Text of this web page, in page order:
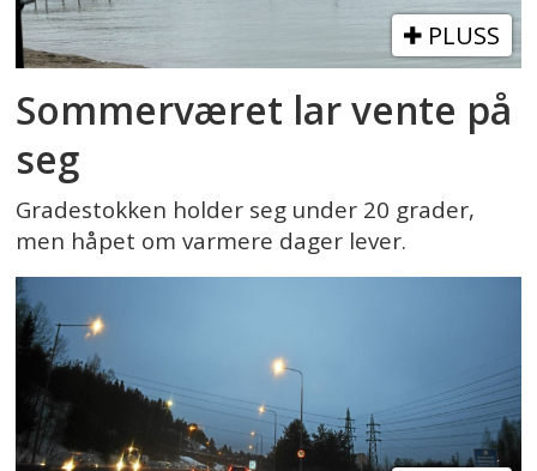
PLUSS
Sommerværet lar vente på
seg
Gradestokken holder seg under 20 grader,
men håpet om varmere dager lever.